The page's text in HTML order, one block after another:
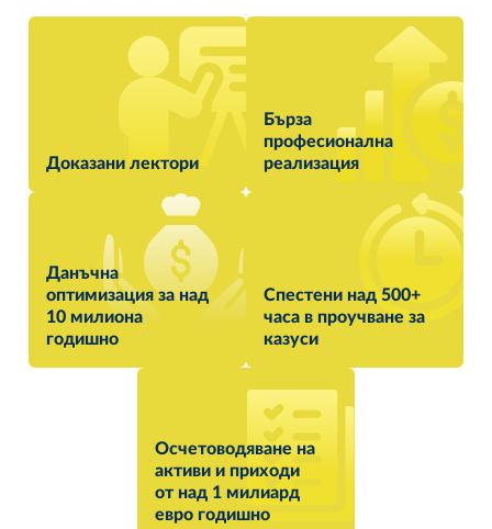
Доказани лектори
Бърза
професионална
реализация
Данъчна
оптимизация за над
10 милиона
годишно
Спестени над 500+
часа в проучване за
казуси
Осчетоводяване на
активи и приходи
от над 1 милиард
евро годишно